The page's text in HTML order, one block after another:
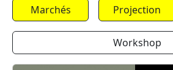
Marchés Projection
Workshop